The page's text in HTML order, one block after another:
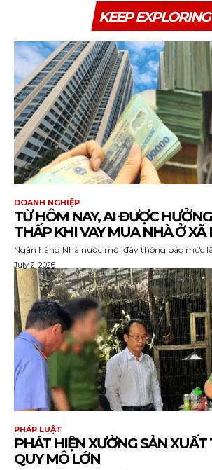
KEEP EXPLORING
DOANH NGHIỆP
TỪ HÔM NAY, AI ĐƯỢC
THẤP KHI VAY MUA NHÀ Ở XÃ
Ngân hàng Nhà nước mới đây thông báo mức
July 2, 2026
PHÁP LUẬT
PHÁT HIỆN XƯỞNG SẢN XUẤT
QUY MÔ LỚN